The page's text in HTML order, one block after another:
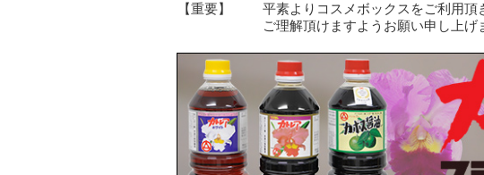
【重要】
平素よりコスメボックスをご利用頂
ご理解頂けますようお願い申し上げ